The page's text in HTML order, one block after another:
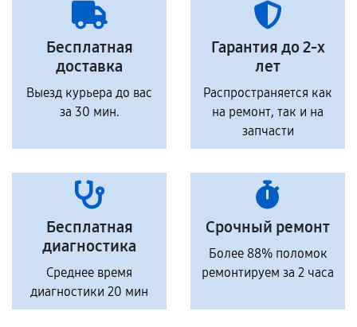
Бесплатная
доставка
Выезд курьера до вас
за 30 мин.
Гарантия до 2-х
лет
Распространяется как
на ремонт, так и на
запчасти
Бесплатная
диагностика
Среднее время
диагностики 20 мин
Срочный ремонт
Более 88% поломок
ремонтируем за 2 часа